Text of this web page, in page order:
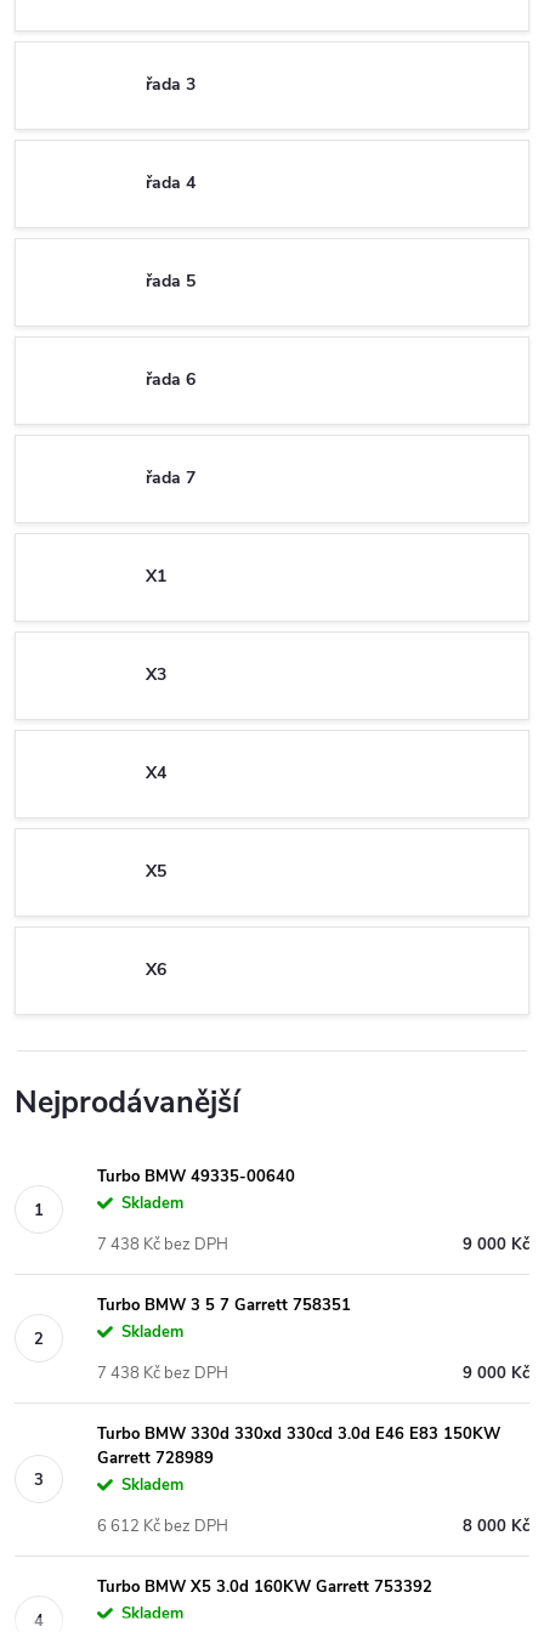
řada 3
řada 4
řada 5
řada 6
řada 7
X1
X3
X4
X5
X6
Nejprodávanější
Turbo BMW 49335-00640
Skladem
9 000 Kč
7 438 Kč bez DPH
Turbo BMW 3 5 7 Garrett 758351
Skladem
9 000 Kč
7 438 Kč bez DPH
Turbo BMW 330d 330xd 330cd 3.0d E46 E83 150KW
Garrett 728989
Skladem
8 000 Kč
6 612 Kč bez DPH
Turbo BMW X5 3.0d 160KW Garrett 753392
Skladem